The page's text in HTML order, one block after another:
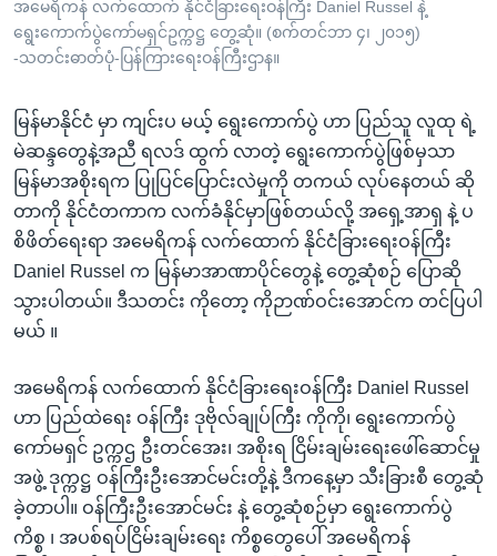
ကြည့်
ရန်
ရှာဖွေ
နေရာ
သို့
ကျော်
ရန်
ဘာသာစကားများ
အမေရိကန် လက်ထောက် နိုင်ငံခြားရေးဝန်ကြီး Daniel Russel နဲ့
ရွေးကောက်ပွဲကော်မရှင်ဥက္ကဋ္ဌ တွေ့ဆုံ။ (စက်တင်ဘာ ၄၊ ၂၀၁၅)
-သတင်းဓာတ်ပုံ-ပြန်ကြားရေးဝန်ကြီးဌာန။
မြန်မာနိုင်ငံ မှာ ကျင်းပ မယ့် ရွေးကောက်ပွဲ ဟာ ပြည်သူ လူထု ရဲ့
မဲဆန္ဒတွေနဲ့အညီ ရလဒ် ထွက် လာတဲ့ ရွေးကောက်ပွဲဖြစ်မှသာ
မြန်မာအစိုးရက ပြုပြင်ပြောင်းလဲမှုကို တကယ် လုပ်နေတယ် ဆို
တာကို နိုင်ငံတကာက လက်ခံနိုင်မှာဖြစ်တယ်လို့ အရှေ့အာရှ နဲ့ ပ
စိဖိတ်ရေးရာ အမေရိကန် လက်ထောက် နိုင်ငံခြားရေးဝန်ကြီး
Daniel Russel က မြန်မာအာဏာပိုင်တွေနဲ့ တွေ့ဆုံစဉ် ပြောဆို
သွားပါတယ်။ ဒီသတင်း ကိုတော့ ကိုဉာဏ်ဝင်းအောင်က တင်ပြပါ
မယ် ။
အမေရိကန် လက်ထောက် နိုင်ငံခြားရေးဝန်ကြီး Daniel Russel
ဟာ ပြည်ထဲရေး ဝန်ကြီး ဒုဗိုလ်ချုပ်ကြီး ကိုကို၊ ရွေးကောက်ပွဲ
ကော်မရှင် ဥက္ကဌ ဦးတင်အေး၊ အစိုးရ ငြိမ်းချမ်းရေးဖေါ်ဆောင်မှု
အဖွဲ့ ဒုက္ကဋ္ဌ ဝန်ကြီးဦးအောင်မင်းတို့နဲ့ ဒီကနေ့မှာ သီးခြားစီ တွေ့ဆုံ
ခဲ့တာပါ။ ဝန်ကြီးဦးအောင်မင်း နဲ့ တွေ့ဆုံစဉ်မှာ ရွေးကောက်ပွဲ
ကိစ္စ ၊ အပစ်ရပ်ငြိမ်းချမ်းရေး ကိစ္စတွေပေါ် အမေရိကန်